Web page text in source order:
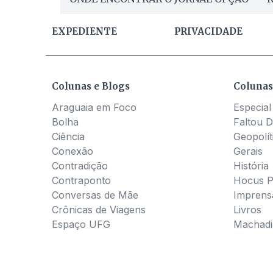
EXPEDIENTE PRIVACIDADE
Colunas e Blogs
Araguaia em Foco
Bolha
Ciência
Conexão
Contradição
Contraponto
Conversas de Mãe
Crônicas de Viagens
Espaço UFG
Faltou
Gerais
História
Hocus
Livros